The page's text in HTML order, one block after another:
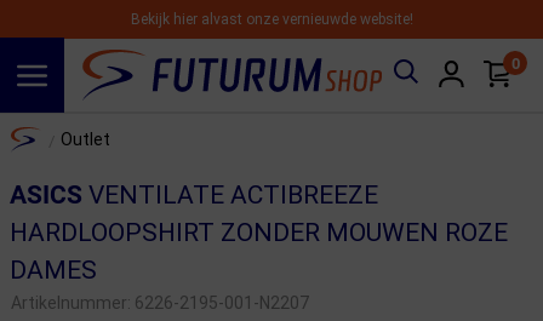
Bekijk hier alvast onze vernieuwde website!
0
Home Outlet
ASICS VENTILATE ACTIBREEZE
HARDLOOPSHIRT ZONDER MOUWEN ROZE
DAMES
Artikelnummer: 6226-2195-001-N2207